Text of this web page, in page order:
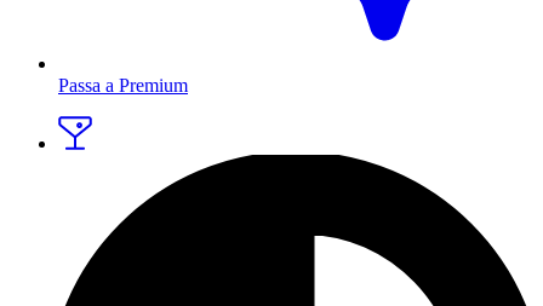
Passa a Premium